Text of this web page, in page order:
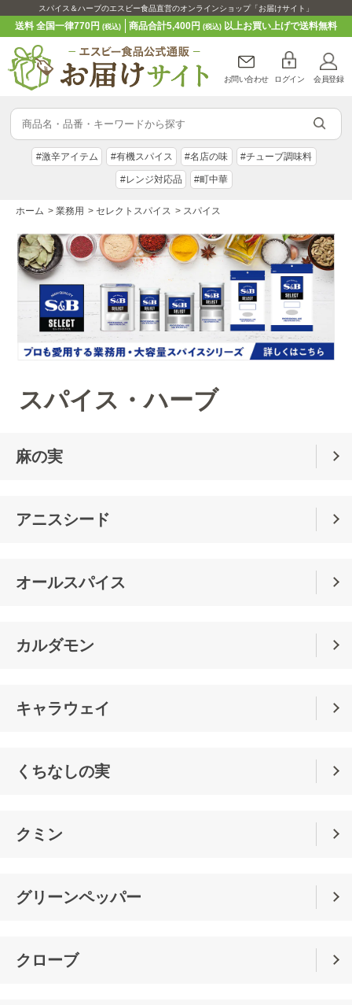
スパイス＆ハーブのエスビー食品直営のオンラインショップ「お届けサイト」
送料 全国一律770円(税込) 商品合計5,400円 (税込)以上お買い上げで送料無料
お問い合わせ ログイン 会員登録
#激辛アイテム #有機スパイス #名店の味 #チューブ調味料
#レンジ対応品 #町中華
ホーム > 業務用 > セレクトスパイス > スパイス
スパイス・ハーブ
麻の実
アニスシード
オールスパイス
カルダモン
キャラウェイ
くちなしの実
クミン
グリーンペッパー
クローブ